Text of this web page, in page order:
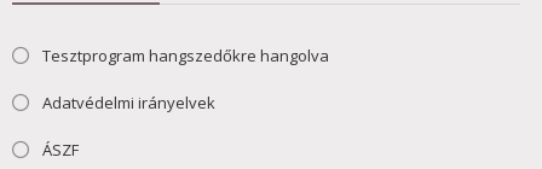
Tesztprogram hangszedőkre hangolva
Adatvédelmi irányelvek
ÁSZF